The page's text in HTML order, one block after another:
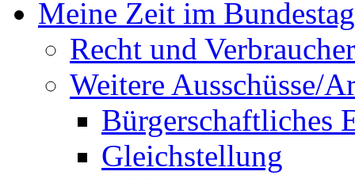
Meine Zeit im Bundestag
Recht und
Weitere Ausschüsse/
Bürgerschaftliches
Gleichstellung